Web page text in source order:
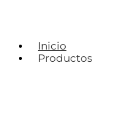
Inicio
Productos